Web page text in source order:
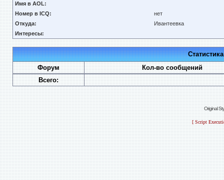
Имя в AOL:
Номер в ICQ:
нет
Откуда:
Ивантеевка
Интересы:
Форум
Кол-во сообщений
Всего:
Original
[ Script